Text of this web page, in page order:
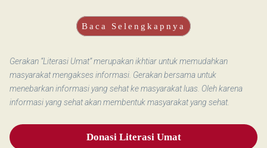
Baca Selengkapnya
Gerakan “Literasi Umat” merupakan ikhtiar untuk memudahkan
masyarakat mengakses informasi. Gerakan bersama untuk
menebarkan informasi yang sehat ke masyarakat luas. Oleh karena
informasi yang sehat akan membentuk masyarakat yang sehat.
Donasi Literasi Umat